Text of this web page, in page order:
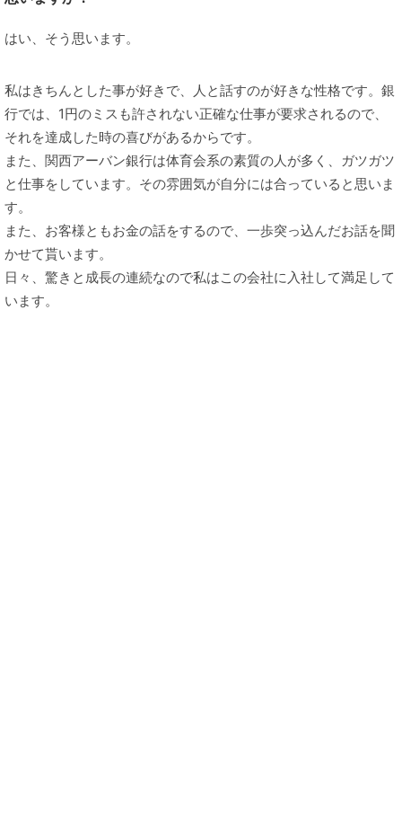
はい、そう思います。
私はきちんとした事が好きで、人と話すのが好きな性格です。銀
行では、1円のミスも許されない正確な仕事が要求されるので、
それを達成した時の喜びがあるからです。
また、関西アーバン銀行は体育会系の素質の人が多く、ガツガツ
と仕事をしています。その雰囲気が自分には合っていると思いま
す。
また、お客様ともお金の話をするので、一歩突っ込んだお話を聞
かせて貰います。
日々、驚きと成長の連続なので私はこの会社に入社して満足して
います。